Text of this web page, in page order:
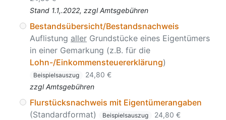
Stand 1.1,.2022, zzgl Amtsgebühren
Bestandsübersicht/Bestandsnachweis
Auflistung aller Grundstücke eines Eigentümers
in einer Gemarkung (z.B. für die
Lohn-/Einkommensteuererklärung)
Beispielsauszug
24,80 €
zzgl Amtsgebühren
Flurstücksnachweis mit Eigentümerangaben
(Standardformat)
Beispielsauszug
24,80 €